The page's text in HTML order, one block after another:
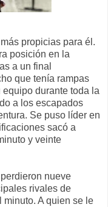
propicias para él.
posición en la
a un final
que tenía rampas
durante toda la
a los escapados
Se puso líder en
sacó a
y veinte
nueve
rivales de
A quien se le